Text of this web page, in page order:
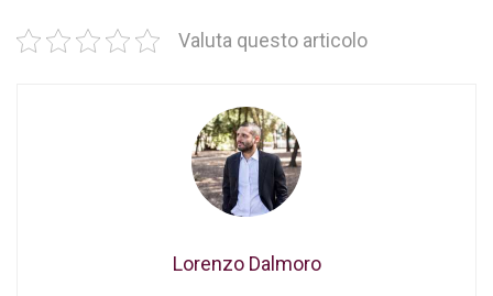
Valuta questo articolo
Lorenzo Dalmoro